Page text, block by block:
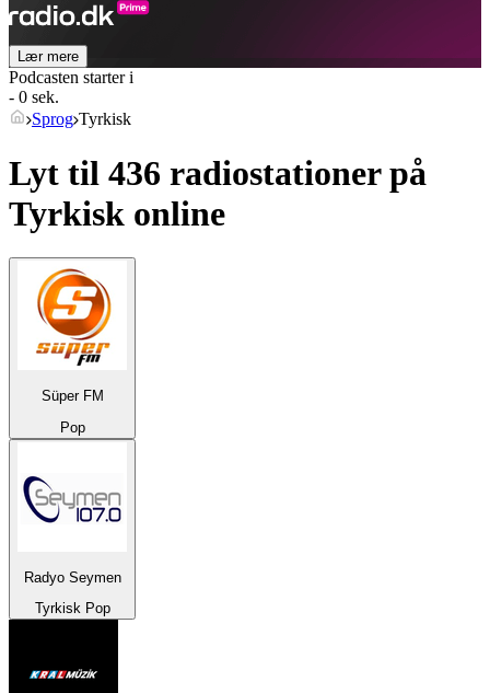
Lær mere
Podcasten starter i
- 0 sek.
Sprog Tyrkisk
Lyt til 436 radiostationer på
Tyrkisk online
Süper FM
Pop
Radyo Seymen
Tyrkisk Pop